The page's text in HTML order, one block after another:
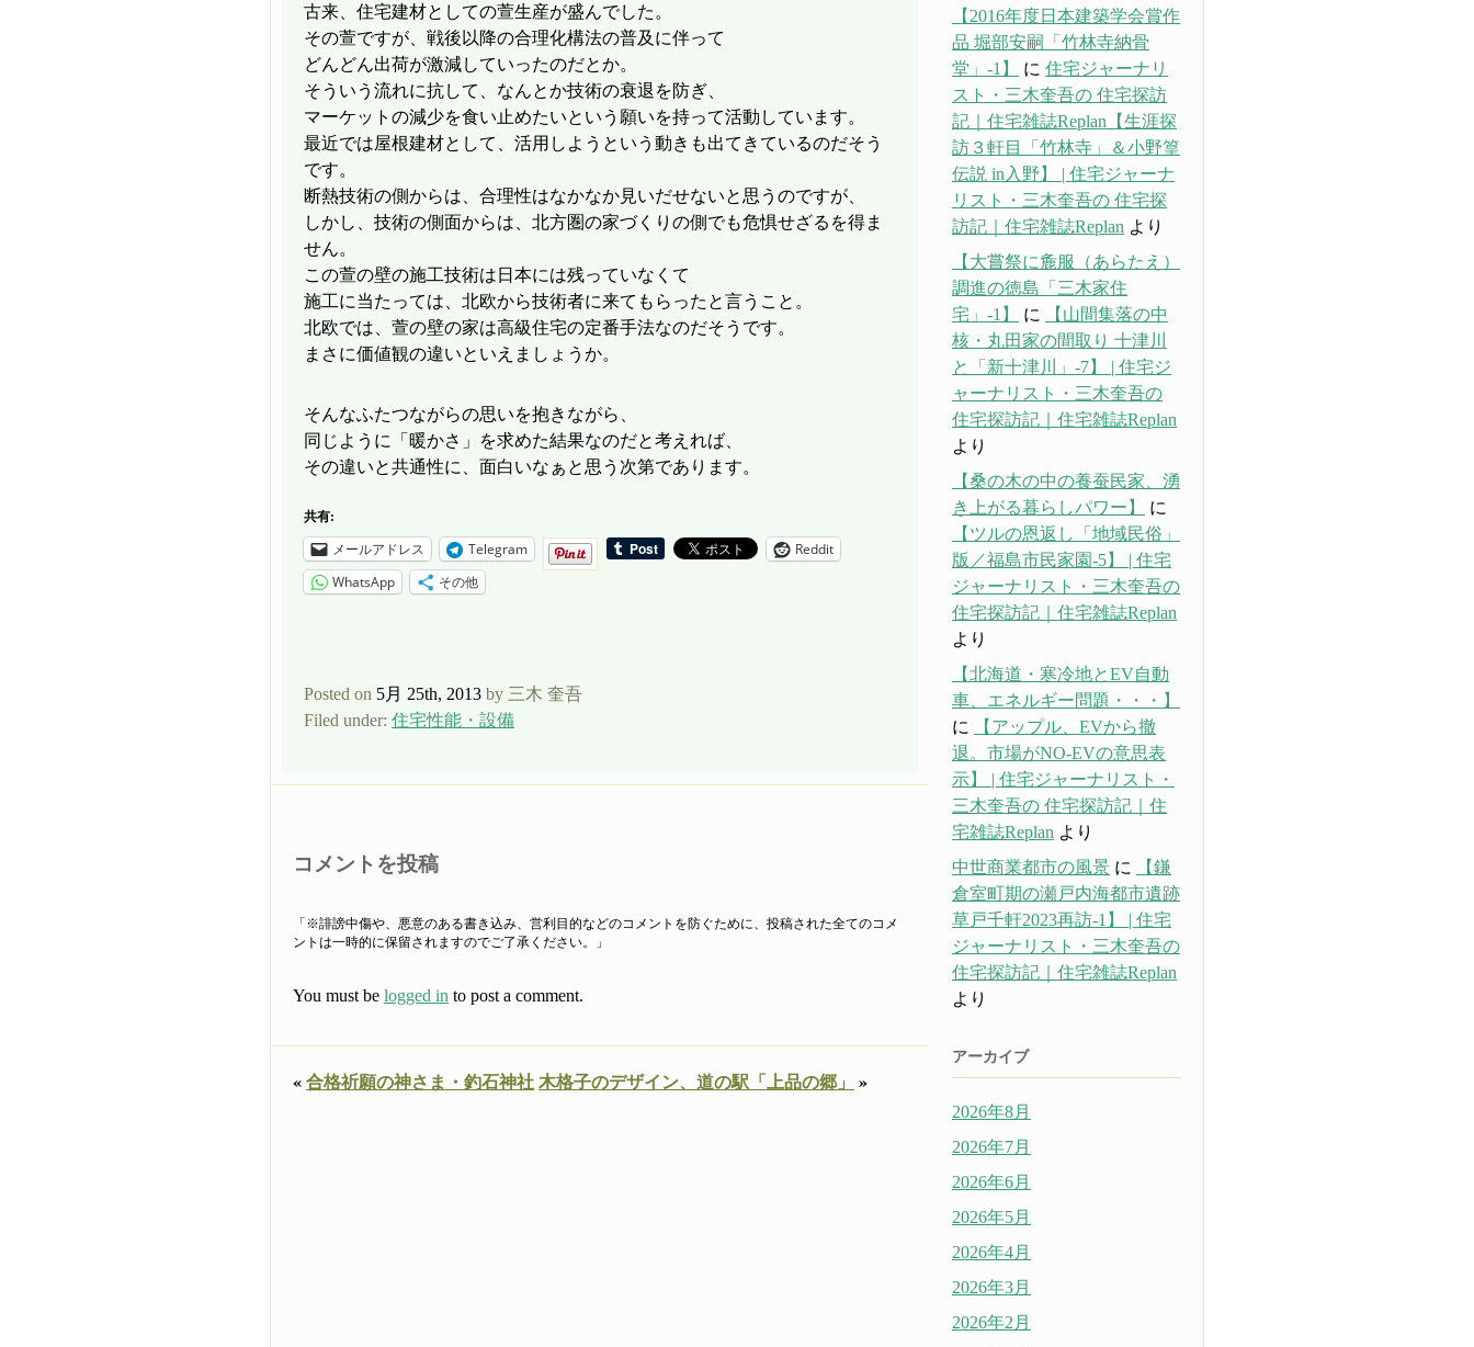
古来、住宅建材としての萱生産が盛んでした。
その萱ですが、戦後以降の合理化構法の普及に伴って
どんどん出荷が激減していったのだとか。
そういう流れに抗して、なんとか技術の衰退を防ぎ、
マーケットの減少を食い止めたいという願いを持って活動しています。
最近では屋根建材として、活用しようという動きも出てきているのだそう
です。
断熱技術の側からは、合理性はなかなか見いだせないと思うのですが、
しかし、技術の側面からは、北方圏の家づくりの側でも危惧せざるを得ま
せん。
この萱の壁の施工技術は日本には残っていなくて
施工に当たっては、北欧から技術者に来てもらったと言うこと。
北欧では、萱の壁の家は高級住宅の定番手法なのだそうです。
まさに価値観の違いといえましょうか。
そんなふたつながらの思いを抱きながら、
同じように「暖かさ」を求めた結果なのだと考えれば、
その違いと共通性に、面白いなぁと思う次第であります。
共有:
メールアドレス Telegram
Reddit
WhatsApp
その他
Posted on 5月 25th, 2013 by 三木 奎吾
Filed under: 住宅性能・設備
コメントを投稿
「※誹謗中傷や、悪意のある書き込み、営利目的などのコメントを防ぐために、投稿された全てのコメ
ントは一時的に保留されますのでご了承ください。」
You must be logged in to post a comment.
«合格祈願の神さま・釣石神社木格子のデザイン、道の駅「上品の郷」 »
【2016年度日本建築学会賞作
品 堀部安嗣「竹林寺納骨
堂」-1】
に 住宅ジャーナリ
スト・三木奎吾の 住宅探訪
記｜住宅雑誌Replan【生涯探
訪３軒目「竹林寺」＆小野篁
伝説 in入野】 | 住宅ジャーナ
リスト・三木奎吾の 住宅探
訪記｜住宅雑誌Replan より
【大嘗祭に麁服（あらたえ）
調進の徳島「三木家住
宅」-1】
に
【山間集落の中
核・丸田家の間取り 十津川
と「新十津川」-7】 | 住宅ジ
ャーナリスト・三木奎吾の
住宅探訪記｜住宅雑誌Replan
より
【桑の木の中の養蚕民家、湧
き上がる暮らしパワー】
に
【ツルの恩返し「地域民俗」
版／福島市民家園-5】 | 住宅
ジャーナリスト・三木奎吾の
住宅探訪記｜住宅雑誌Replan
より
【北海道・寒冷地とEV自動
車、エネルギー問題・・・】
に
【アップル、EVから撤
退。市場がNO-EVの意思表
示】 | 住宅ジャーナリスト・
三木奎吾の 住宅探訪記｜住
宅雑誌Replan より
中世商業都市の風景 に
【鎌
倉室町期の瀬戸内海都市遺跡
草戸千軒2023再訪-1】 | 住宅
ジャーナリスト・三木奎吾の
住宅探訪記｜住宅雑誌Replan
より
アーカイブ
2026年8月
2026年7月
2026年6月
2026年5月
2026年4月
2026年3月
2026年2月